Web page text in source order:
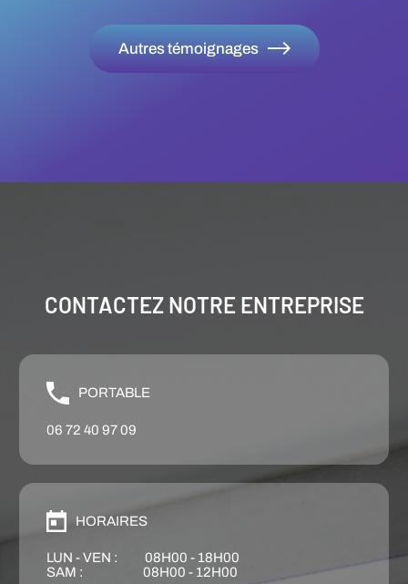
Autres témoignages
CONTACTEZ NOTRE ENTREPRISE
PORTABLE
06 72 40 97 09
HORAIRES
LUN - VEN : 08H00 - 18H00
SAM : 08H00 - 12H00